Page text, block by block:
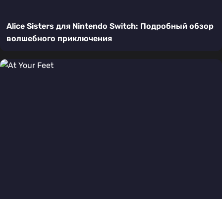
Alice Sisters для Nintendo Switch: Подробный обзор
волшебного приключения